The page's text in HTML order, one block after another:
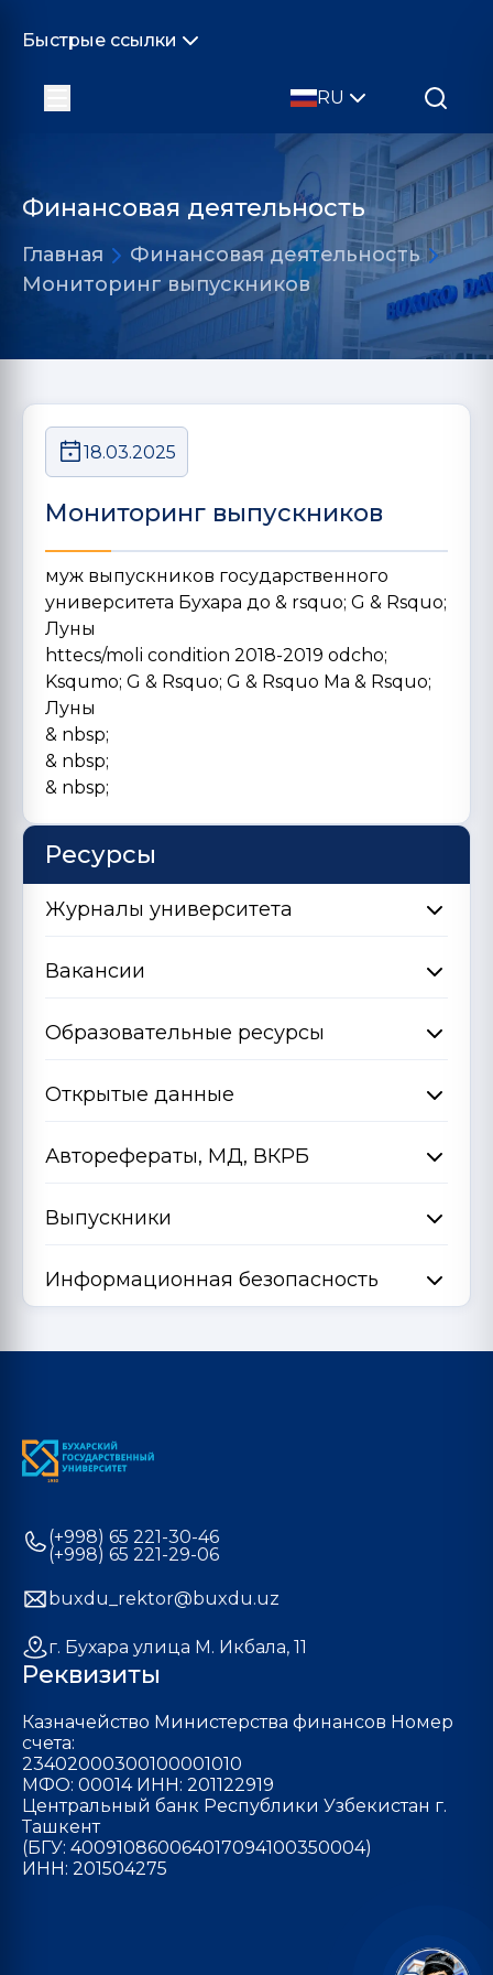
Быстрые ссылки
RU
Финансовая деятельность
Главная
Финансовая деятельность
Мониторинг выпускников
18.03.2025
Мониторинг выпускников
муж выпускников государственного
университета Бухара до & rsquo; G & Rsquo;
Луны
httecs/moli condition 2018-2019 odcho;
Ksqumo; G & Rsquo; G & Rsquo Ma & Rsquo;
Луны
& nbsp;
& nbsp;
& nbsp;
Ресурсы
Журналы университета
Вакансии
Образовательные ресурсы
Открытые данные
Авторефераты, МД, ВКРБ
Выпускники
Информационная безопасность
(+998) 65 221-30-46
(+998) 65 221-29-06
buxdu_rektor@buxdu.uz
г. Бухара улица М. Икбала, 11
Реквизиты
Казначейство Министерства финансов Номер
счета:
23402000300100001010
МФО: 00014 ИНН: 201122919
Центральный банк Республики Узбекистан г.
Ташкент
(БГУ: 400910860064017094100350004)
ИНН: 201504275